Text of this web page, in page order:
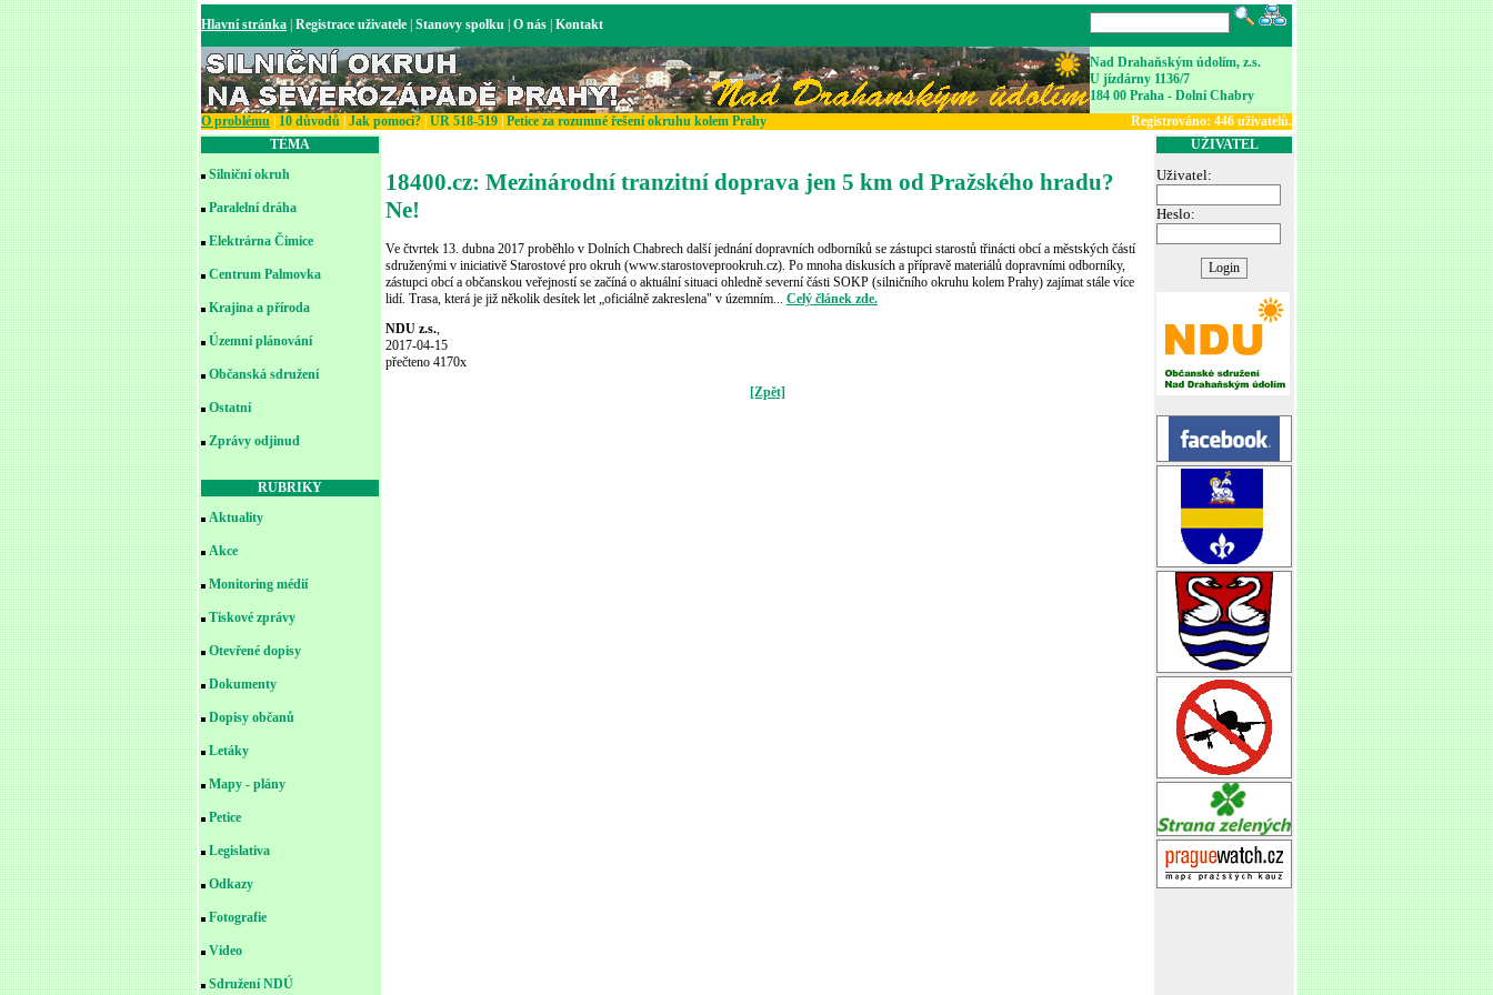
Hlavní stránka Registrace uživatele Stanovy spolku O nás Kontakt
Nad Drahaňským údolím, z.s.
U jízdárny 1136/7
184 00 Praha - Dolní Chabry
O problému
10 důvodů Jak pomoci? UR 518-519 Petice za rozumné řešení okruhu kolem Prahy Registrováno: 446 uživatelů.
TÉMA
Silniční okruh
Paralelní dráha
Elektrárna Čimice
Centrum Palmovka
Krajina a příroda
Územní plánování
Občanská sdružení
Ostatní
Zprávy odjinud
RUBRIKY
Aktuality
Akce
Monitoring médií
Tiskové zprávy
Otevřené dopisy
Dokumenty
Dopisy občanů
Letáky
Mapy - plány
Petice
Legislativa
Odkazy
Fotografie
Video
Sdružení NDÚ
18400.cz: Mezinárodní tranzitní doprava jen 5 km od Pražského hradu?
Ne!
Ve čtvrtek 13. dubna 2017 proběhlo v Dolních Chabrech další jednání dopravních odborníků se zástupci starostů třinácti obcí a městských částí
sdruženými v iniciativě Starostové pro okruh (www.starostoveprookruh.cz). Po mnoha diskusích a přípravě materiálů dopravními odborníky,
zástupci obcí a občanskou veřejností se začíná o aktuální situaci ohledně severní části SOKP (silničního okruhu kolem Prahy) zajímat stále více
lidí. Trasa, která je již několik desítek let „oficiálně zakreslena" v územním... Celý článek zde.
NDU z.s.
2017-04-15
přečteno 4170x
[Zpět]
UŽIVATEL
Uživatel:
Heslo: